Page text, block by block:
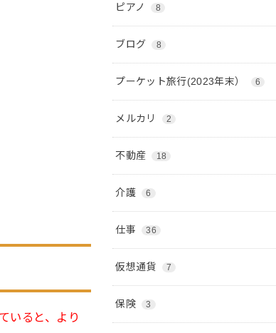
いると、より
ピアノ 8
ブログ 8
プーケット旅行(2023年末） 6
メルカリ 2
不動産 18
介護 6
仕事 36
仮想通貨 7
保険 3